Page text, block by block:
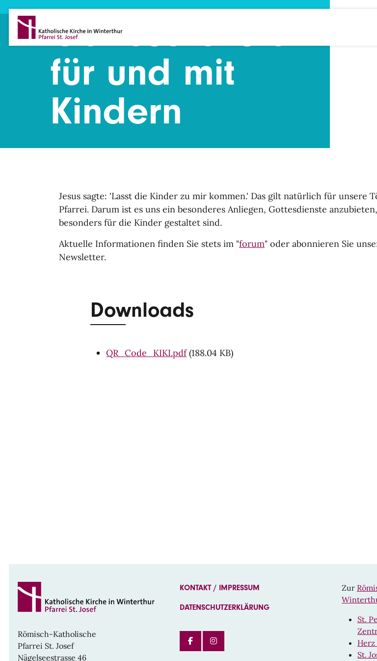
Direkt zum Inhalt
Gottesdienste
für und mit
Kindern
Jesus sagte: 'Lasst die Kinder zu mir kommen.' Das gilt natürlich für unsere
Pfarrei. Darum ist es uns ein besonderes Anliegen, Gottesdienste
besonders für die Kinder gestaltet sind.
Aktuelle Informationen finden Sie stets im "forum" oder abonnieren Sie
Newsletter.
Downloads
QR_Code_KIKI.pdf (188.04 KB)
Römisch-Katholische
Pfarrei St. Josef
Nägelseestrasse 46
KONTAKT / IMPRESSUM
DATENSCHUTZERKLÄRUNG
FACEBOOK
INSTAGRAM
Zur
St.
Herz
St.